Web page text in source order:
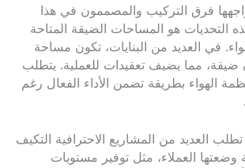
فرق التركيب والمصممون في هذا
التحديات هو المساحات الضيقة المتاحة
في العديد من البنايات، تكون مساحة
ضيقة، مما يضيف تعقيدات للعملية. يتطلب
الهواء بطريقة تضمن الأداء الفعال رغم
العديد من المشاريع الاحترافية التكيف
العملاء، مثل توفير مستويات